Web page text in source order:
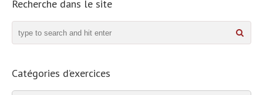
Recherche dans le site
Catégories d’exercices